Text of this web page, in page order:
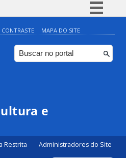
Simplifique!
Comunica BR
Participe
MAPA DO SITE
e
Restrita Administradores do Site